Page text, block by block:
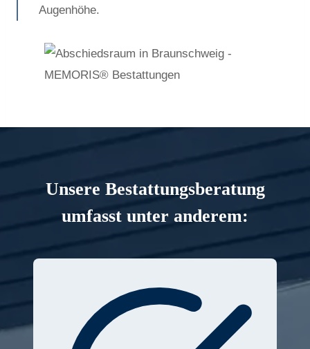
Augenhöhe.
Unsere Bestattungsberatung
umfasst unter anderem: